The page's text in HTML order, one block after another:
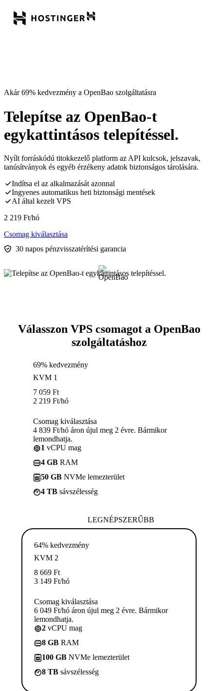
Akár 69% kedvezmény a OpenBao szolgáltatásra
Telepítse az OpenBao-t
egykattintásos telepítéssel.
Nyílt forráskódú titokkezelő platform az API kulcsok, jelszavak,
tanúsítványok és egyéb érzékeny adatok biztonságos tárolására.
Indítsa el az alkalmazását azonnal
Ingyenes automatikus heti biztonsági mentések
AI által kezelt VPS
2 219 Ft/hó
Csomag kiválasztása
30 napos pénzvisszatérítési garancia
Válasszon VPS csomagot a OpenBao
szolgáltatáshoz
69% kedvezmény
KVM 1
7 059 Ft
2 219 Ft/hó
Csomag kiválasztása
4 839 Ft/hó áron újul meg 2 évre. Bármikor
lemondhatja.
1 vCPU mag
4 GB RAM
50 GB NVMe lemezterület
4 TB sávszélesség
LEGNÉPSZERŰBB
64% kedvezmény
KVM 2
8 669 Ft
3 149 Ft/hó
Csomag kiválasztása
6 049 Ft/hó áron újul meg 2 évre. Bármikor
lemondhatja.
2 vCPU mag
8 GB RAM
100 GB NVMe lemezterület
8 TB sávszélesség